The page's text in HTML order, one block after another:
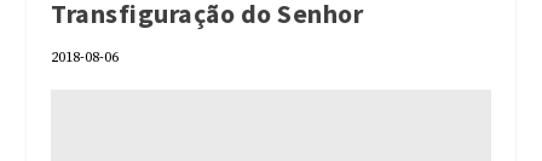
Transfiguração do Senhor
2018-08-06